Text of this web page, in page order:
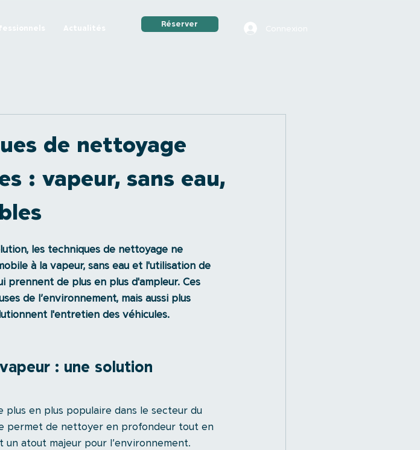
Réserver
de nettoyage
: vapeur, sans eau,
les techniques de nettoyage ne
à la vapeur, sans eau et l'utilisation de
de plus en plus d'ampleur. Ces
de l’environnement, mais aussi plus
l'entretien des véhicules.
: une solution
en plus populaire dans le secteur du
permet de nettoyer en profondeur tout en
atout majeur pour l’environnement.